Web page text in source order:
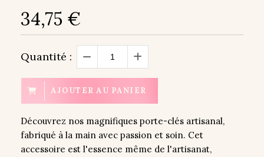
34,75 €
Quantité :
AJOUTER AU PANIER
Découvrez nos magnifiques porte-clés artisanal,
fabriqué à la main avec passion et soin. Cet
accessoire est l'essence même de l'artisanat,